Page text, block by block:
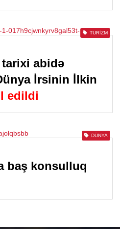
TURIZM
abidə
İrsinin İlkin
edildi
DÜNYA
baş konsulluq